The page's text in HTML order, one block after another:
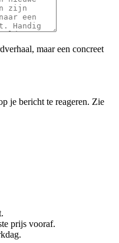
maar een concreet
je bericht te reageren. Zie
prijs vooraf.